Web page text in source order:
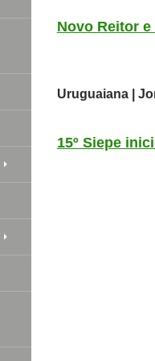
Novo Reitor
Uruguaiana |
15º Siepe